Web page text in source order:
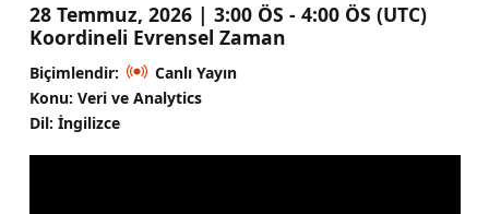
28 Temmuz, 2026 | 3:00 ÖS - 4:00 ÖS (UTC)
Koordineli Evrensel Zaman
Biçimlendir:
Canlı Yayın
Konu: Veri ve Analytics
Dil: İngilizce